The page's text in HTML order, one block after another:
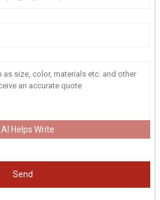
AI Helps Write
Send